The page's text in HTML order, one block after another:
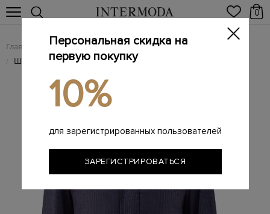
0
Главная Мужчинам / Одежда / Куртки
/ Шерстяная куртка с отделкой из меха енота
Персональная скидка на
первую покупку
10%
для зарегистрированных пользователей
ЗАРЕГИСТРИРОВАТЬСЯ